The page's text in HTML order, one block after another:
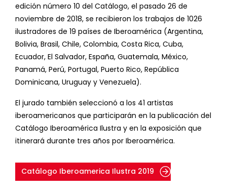
edición número 10 del Catálogo, el pasado 26 de
noviembre de 2018, se recibieron los trabajos de 1026
ilustradores de 19 países de Iberoamérica (Argentina,
Bolivia, Brasil, Chile, Colombia, Costa Rica, Cuba,
Ecuador, El Salvador, España, Guatemala, México,
Panamá, Perú, Portugal, Puerto Rico, República
Dominicana, Uruguay y Venezuela).
El jurado también seleccionó a los 41 artistas
iberoamericanos que participarán en la publicación del
Catálogo Iberoamérica Ilustra y en la exposición que
itinerará durante tres años por Iberoamérica.
Catálogo Iberoamerica Ilustra 2019